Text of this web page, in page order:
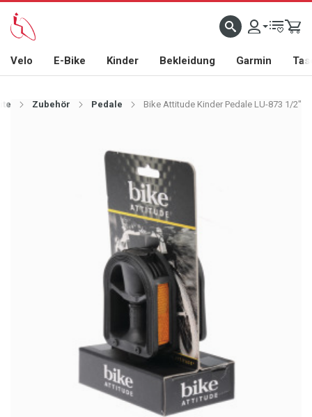
Velo E-Bike Kinder Bekleidung Garmin
Zubehör Pedale Bike Attitude Kinder Pedale LU-873 1/2"